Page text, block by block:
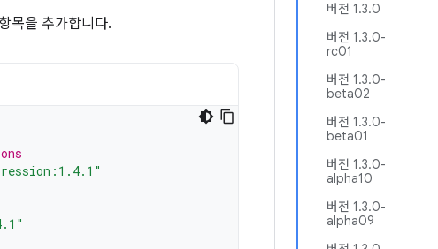
버전 1.3.0
버전 1.3.0-
rc01
버전 1.3.0-
beta02
버전 1.3.0-
beta01
버전 1.3.0-
alpha10
버전 1.3.0-
alpha09
목을 추가합니다.